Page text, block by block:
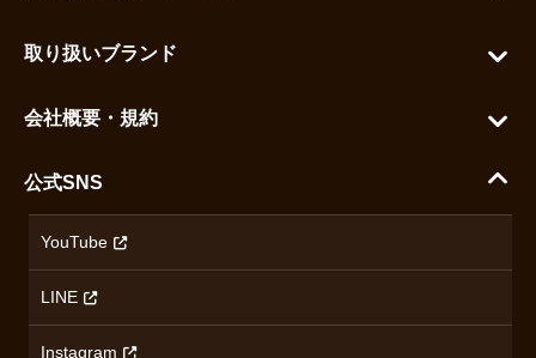
お気に入りを見る
ご利用ガイド
配送・送料について
ハラダの保証とアフターサービス
取り扱いブランド
セイコー
カシオ
オリエントスター
会社概要・規約
沿革
公式SNS
YouTube
LINE
Instagram